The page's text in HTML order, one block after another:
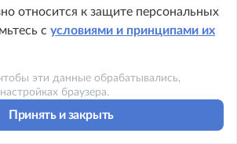
относится к защите персональных
с условиями и принципами их
эти данные обрабатывались,
браузера.
Принять и закрыть
конфиденциальности
Условия использования